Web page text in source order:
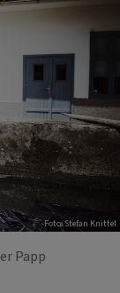
Foto: Stefan Knittel
Papp